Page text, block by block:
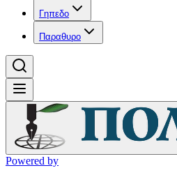
Γηπεδο
Παραθυρο
Powered by